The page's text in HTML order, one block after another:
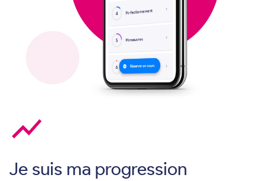
show_chart
Je suis ma progression